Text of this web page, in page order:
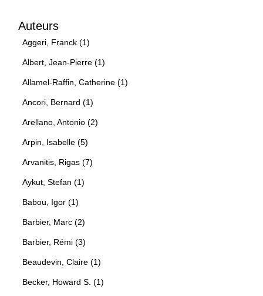
Auteurs
Aggeri, Franck (1)
Albert, Jean-Pierre (1)
Allamel-Raffin, Catherine (1)
Ancori, Bernard (1)
Arellano, Antonio (2)
Arpin, Isabelle (5)
Arvanitis, Rigas (7)
Aykut, Stefan (1)
Babou, Igor (1)
Barbier, Marc (2)
Barbier, Rémi (3)
Beaudevin, Claire (1)
Becker, Howard S. (1)